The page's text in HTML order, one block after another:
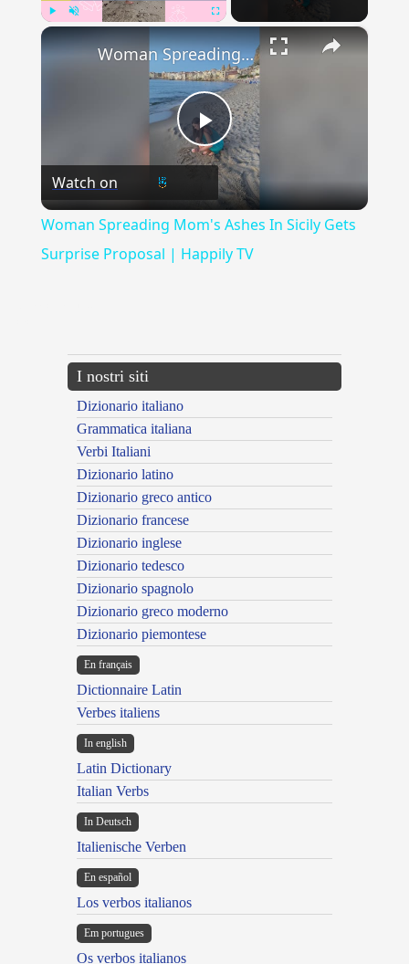
×
Play
Video
Woman Spreading Mom's Ashes In Sicily Gets Surprise Proposal | Happily TV
Watch on
Woman Spreading Mom's Ashes In Sicily Gets
Surprise Proposal | Happily TV
I nostri siti
Dizionario italiano
Grammatica italiana
Verbi Italiani
Dizionario latino
Dizionario greco antico
Dizionario francese
Dizionario inglese
Dizionario tedesco
Dizionario spagnolo
Dizionario greco moderno
Dizionario piemontese
En français
Dictionnaire Latin
Verbes italiens
In english
Latin Dictionary
Italian Verbs
In Deutsch
Italienische Verben
En español
Los verbos italianos
Em portugues
Os verbos italianos